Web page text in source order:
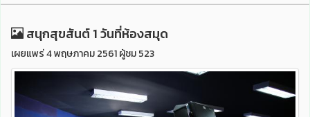
สนุกสุขสันต์ 1 วันที่ห้องสมุด
เผยแพร่ 4 พฤษภาคม 2561 ผู้ชม 523